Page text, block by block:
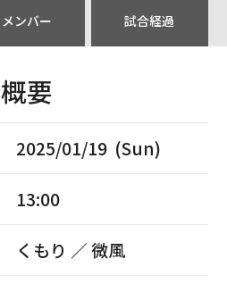
メンバー 試合経過
概要
2025/01/19 (Sun)
13:00
くもり ／ 微風